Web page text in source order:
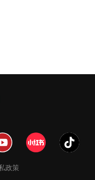
政策